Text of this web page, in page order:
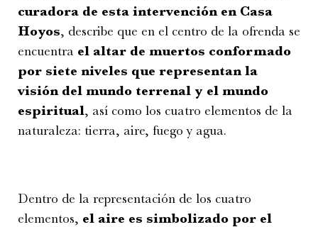
curadora de esta intervención en Casa
Hoyos, describe que en el centro de la ofrenda se
encuentra el altar de muertos conformado
por siete niveles que representan la
visión del mundo terrenal y el mundo
espiritual, así como los cuatro elementos de la
naturaleza: tierra, aire, fuego y agua.
Dentro de la representación de los cuatro
elementos, el aire es simbolizado por el